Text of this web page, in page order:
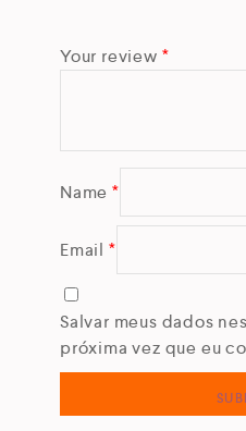
Your review *
Name *
Email *
Salvar meus dados
próxima vez que eu